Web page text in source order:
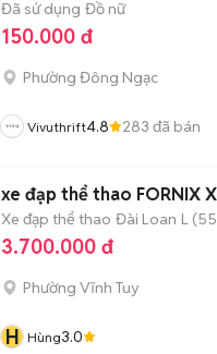
Đã sử dụng Đồ nữ
150.000 đ
Phường Đông Ngạc
Vivuthrift4.8 283 đã bán
xe đạp thể thao FORNIX
Xe đạp thể thao Đài Loan L
3.700.000 đ
Phường Vĩnh Tuy
H Hùng3.0